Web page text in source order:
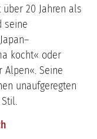
20 Jahren als
seine
kocht« oder
Alpen«. Seine
unaufgeregten